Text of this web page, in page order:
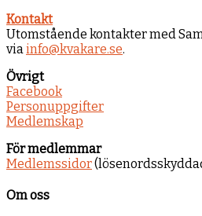
Kontakt
Utomstående kontakter med
via info@kvakare.se.
Övrigt
Facebook
Personuppgifter
Medlemskap
För medlemmar
Medlemssidor
Om oss